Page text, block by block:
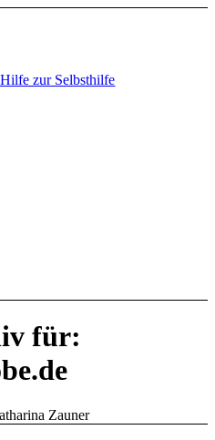
zur Selbsthilfe
für:
Zauner